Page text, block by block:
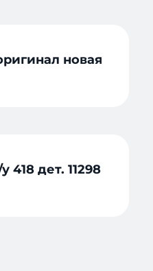
новая
418 дет. 11298